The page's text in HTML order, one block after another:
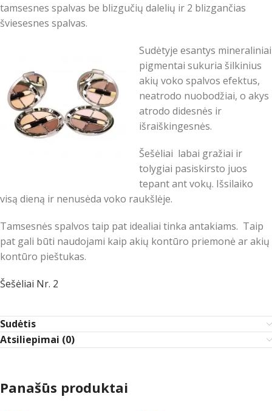
tamsesnes spalvas be blizgučių dalelių ir 2 blizgančias
šviesesnes spalvas.
Sudėtyje esantys mineraliniai
pigmentai sukuria šilkinius
akių voko spalvos efektus,
neatrodo nuobodžiai, o akys
atrodo didesnės ir
išraiškingesnės.
Šešėliai labai gražiai ir
tolygiai pasiskirsto juos
tepant ant vokų. Išsilaiko
visą dieną ir nenusėda voko raukšlėje.
Tamsesnės spalvos taip pat idealiai tinka antakiams. Taip
pat gali būti naudojami kaip akių kontūro priemonė ar akių
kontūro pieštukas.
Šešėliai Nr. 2
Sudėtis
Atsiliepimai (0)
Panašūs produktai